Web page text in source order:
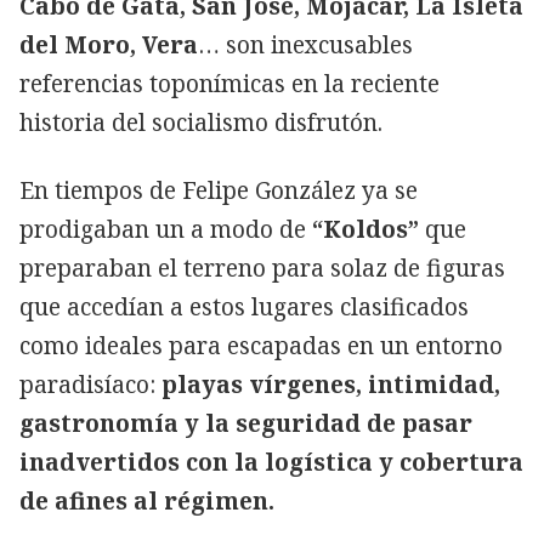
del Moro, Vera… son inexcusables
referencias toponímicas en la reciente
historia del socialismo disfrutón.
En tiempos de Felipe González ya se
prodigaban un a modo de “Koldos” que
preparaban el terreno para solaz de figuras
que accedían a estos lugares clasificados
como ideales para escapadas en un entorno
paradisíaco: playas vírgenes, intimidad,
gastronomía y la seguridad de pasar
inadvertidos con la logística y cobertura
de afines al régimen.